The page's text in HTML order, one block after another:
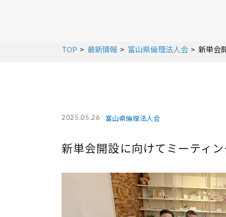
TOP 最新情報 富山県倫理法人会 新単会
2025.05.26 富山県倫理法人会
新単会開設に向けてミーティ